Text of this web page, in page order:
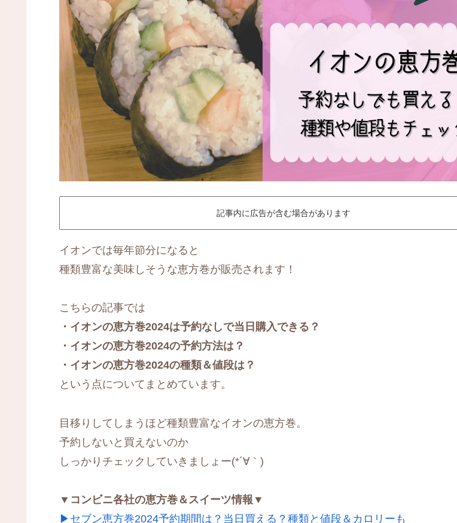
記事内に広告が含む場合があります
イオンでは毎年節分になると
種類豊富な美味しそうな恵方巻が販売されます！
こちらの記事では
・イオンの恵方巻2024は予約なしで当日購入できる？
・イオンの恵方巻2024の予約方法は？
・イオンの恵方巻2024の種類＆値段は？
という点についてまとめています。
目移りしてしまうほど種類豊富なイオンの恵方巻。
予約しないと買えないのか
しっかりチェックしていきましょー(*´∀｀)
▼コンビニ各社の恵方巻＆スイーツ情報▼
▶セブン恵方巻2024予約期間は？当日買える？種類と値段＆カロリーも